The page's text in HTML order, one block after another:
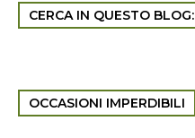
CERCA IN QUESTO BLOG:
OCCASIONI IMPERDIBILI